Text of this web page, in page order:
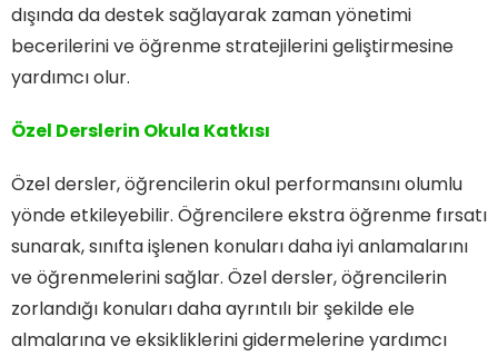
dışında da destek sağlayarak zaman yönetimi
becerilerini ve öğrenme stratejilerini geliştirmesine
yardımcı olur.
Özel Derslerin Okula Katkısı
Özel dersler, öğrencilerin okul performansını olumlu
yönde etkileyebilir. Öğrencilere ekstra öğrenme fırsatı
sunarak, sınıfta işlenen konuları daha iyi anlamalarını
ve öğrenmelerini sağlar. Özel dersler, öğrencilerin
zorlandığı konuları daha ayrıntılı bir şekilde ele
almalarına ve eksikliklerini gidermelerine yardımcı